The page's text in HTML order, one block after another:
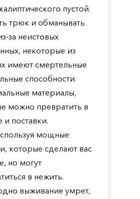
пустой.
трюк и обманывать
за неистовых
некоторые из
имеют смертельные
способности.
материалы,
можно превратить в
поставки.
мощные
которые сделают вас
но могут
в нежить.
выживание умрет,